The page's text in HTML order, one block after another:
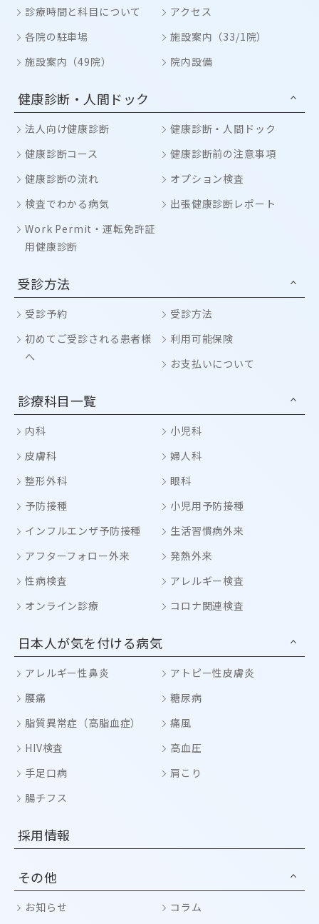
診療時間と科目について
アクセス
各院の駐車場
施設案内（33/1院）
施設案内（49院）
院内設備
健康診断・人間ドック
法人向け健康診断
健康診断・人間ドック
健康診断コース
健康診断前の注意事項
健康診断の流れ
オプション検査
検査でわかる病気
出張健康診断レポート
Work Permit・運転免許証
用健康診断
受診方法
受診予約
受診方法
初めてご受診される患者様
へ
利用可能保険
お支払いについて
診療科目一覧
内科
小児科
皮膚科
婦人科
整形外科
眼科
予防接種
小児用予防接種
インフルエンザ予防接種
生活習慣病外来
アフターフォロー外来
発熱外来
性病検査
アレルギー検査
オンライン診療
コロナ関連検査
日本人が気を付ける病気
アレルギー性鼻炎
アトピー性皮膚炎
腰痛
糖尿病
脂質異常症（高脂血症）
痛風
HIV検査
高血圧
手足口病
肩こり
腸チフス
採用情報
その他
お知らせ
コラム